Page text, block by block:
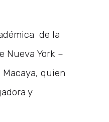
de la
Nueva York –
Macaya, quien
y